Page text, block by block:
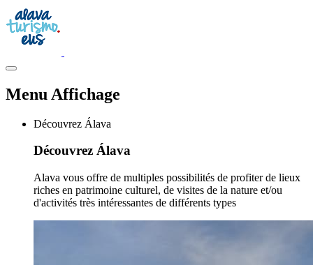
Menu Affichage
Découvrez Álava
Découvrez Álava
Alava vous offre de multiples possibilités de profiter de lieux
riches en patrimoine culturel, de visites de la nature et/ou
d'activités très intéressantes de différents types